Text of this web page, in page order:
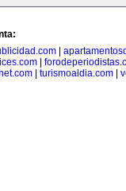
|
| turismoaldia.com|